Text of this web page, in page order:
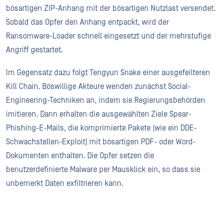
bösartigen ZIP-Anhang mit der bösartigen Nutzlast versendet.
Sobald das Opfer den Anhang entpackt, wird der
Ransomware-Loader schnell eingesetzt und der mehrstufige
Angriff gestartet.
Im Gegensatz dazu folgt Tengyun Snake einer ausgefeilteren
Kill Chain. Böswillige Akteure wenden zunächst Social-
Engineering-Techniken an, indem sie Regierungsbehörden
imitieren. Dann erhalten die ausgewählten Ziele Spear-
Phishing-E-Mails, die komprimierte Pakete (wie ein DDE-
Schwachstellen-Exploit) mit bösartigen PDF- oder Word-
Dokumenten enthalten. Die Opfer setzen die
benutzerdefinierte Malware per Mausklick ein, so dass sie
unbemerkt Daten exfiltrieren kann.